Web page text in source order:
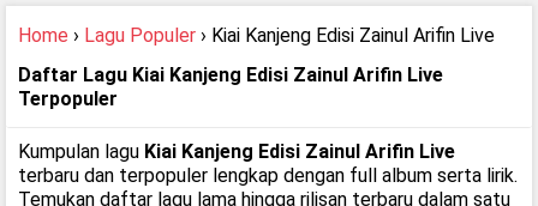
Home › Lagu Populer › Kiai Kanjeng Edisi Zainul Arifin Live
Daftar Lagu Kiai Kanjeng Edisi Zainul Arifin Live
Terpopuler
Kumpulan lagu Kiai Kanjeng Edisi Zainul Arifin Live
terbaru dan terpopuler lengkap dengan full album serta lirik.
Temukan daftar lagu lama hingga rilisan terbaru dalam satu